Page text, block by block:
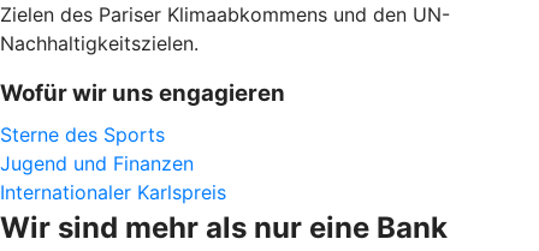
Zielen des Pariser Klimaabkommens und den UN-
Nachhaltigkeitszielen.
Wofür wir uns engagieren
Sterne des Sports
Jugend und Finanzen
Internationaler Karlspreis
Wir sind mehr als nur eine Bank